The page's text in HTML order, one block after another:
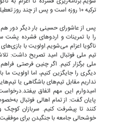
ترکیه ۱۰ روزه است و پس از چند روز تعطیلی در تهران کار را از سر می‌گیریم.
پس از عاشورای حسینی بار دیگر دور
را با تمرینات و اردوهای فشرده
ناگویا اعزام می‌شویم.اولویت با
تیم ملی فوتبال امید تصریح داشت:
ملی برگزار کنیم. اگر چنین فرصتی
دیگری را جایگزین کنیم، اما اولویت
نداریم مقابل تیم‌های باشگاهی یا
امیدوارم این مهم اتفاق
پایان گفت: از تمام اهالی فوتبال
کنند تا پیشرفت کنیم. سربازان کوچک
خوشحالی جامعه با جنگیدن برای